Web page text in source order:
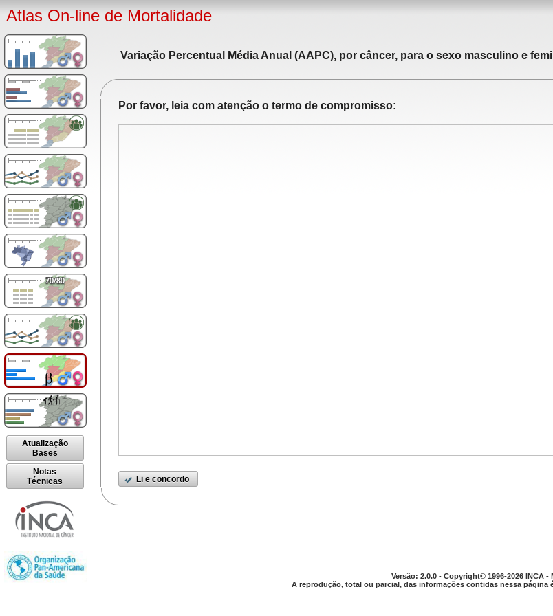
Atlas On-line de Mortalidade
Atualização
Bases
Notas
Técnicas
Variação Percentual Média Anual (AAPC), por câncer, para o sexo masculino e
Por favor, leia com atenção o termo de compromisso:
Li e concordo
Versão: 2.0.0 - Copyright© 1996-2026 INCA -
A reprodução, total ou parcial, das informações contidas nessa página